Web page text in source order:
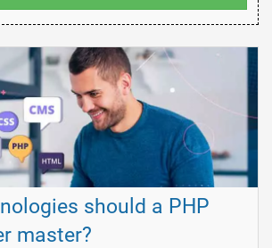
should a PHP
master?